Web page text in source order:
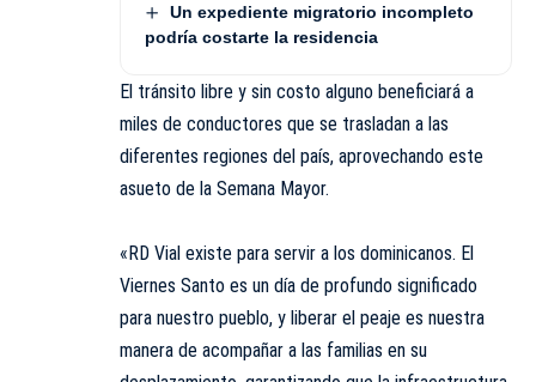
Un expediente migratorio incompleto
podría costarte la residencia
El tránsito libre y sin costo alguno beneficiará a
miles de conductores que se trasladan a las
diferentes regiones del país, aprovechando este
asueto de la Semana Mayor.
«RD Vial existe para servir a los dominicanos. El
Viernes Santo es un día de profundo significado
para nuestro pueblo, y liberar el peaje es nuestra
manera de acompañar a las familias en su